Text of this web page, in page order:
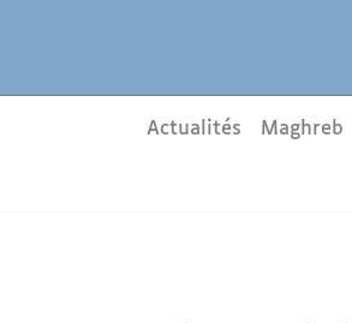
Main menu
Actualités Maghreb